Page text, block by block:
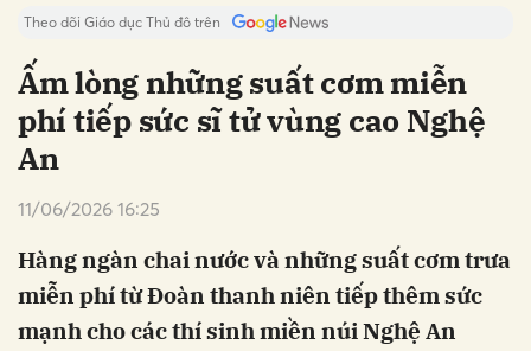
Theo dõi Giáo dục Thủ đô trên
Ấm lòng những suất cơm miễn
phí tiếp sức sĩ tử vùng cao Nghệ
An
11/06/2026 16:25
Hàng ngàn chai nước và những suất cơm trưa
miễn phí từ Đoàn thanh niên tiếp thêm sức
mạnh cho các thí sinh miền núi Nghệ An
Hủy Gửi